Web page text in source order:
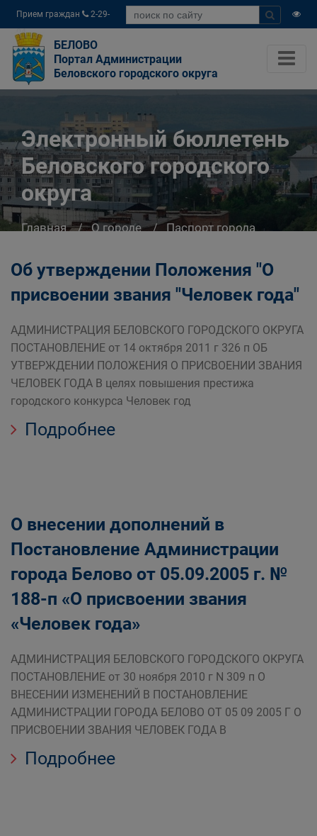
Прием граждан
2-29-
04
БЕЛОВО
Портал Администрации
Беловского городского округа
Электронный бюллетень
Беловского городского
округа
Главная О городе
Паспорт города
городского округа
Об утверждении Положения "О
присвоении звания "Человек года"
АДМИНИСТРАЦИЯ БЕЛОВСКОГО ГОРОДСКОГО ОКРУГА
ПОСТАНОВЛЕНИЕ от 14 октября 2011 г 326 п ОБ
УТВЕРЖДЕНИИ ПОЛОЖЕНИЯ О ПРИСВОЕНИИ ЗВАНИЯ
ЧЕЛОВЕК ГОДА В целях повышения престижа
городского конкурса Человек год
Подробнее
О внесении дополнений в
Постановление Администрации
города Белово от 05.09.2005 г. №
188-п «О присвоении звания
«Человек года»
АДМИНИСТРАЦИЯ БЕЛОВСКОГО ГОРОДСКОГО ОКРУГА
ПОСТАНОВЛЕНИЕ от 30 ноября 2010 г N 309 п О
ВНЕСЕНИИ ИЗМЕНЕНИЙ В ПОСТАНОВЛЕНИЕ
АДМИНИСТРАЦИИ ГОРОДА БЕЛОВО ОТ 05 09 2005 Г О
ПРИСВОЕНИИ ЗВАНИЯ ЧЕЛОВЕК ГОДА В
Подробнее